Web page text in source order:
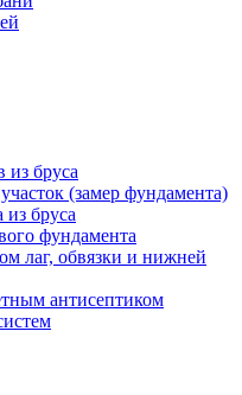
из бруса
(замер фундамента)
бруса
фундамента
лаг, обвязки и нижней
антисептиком